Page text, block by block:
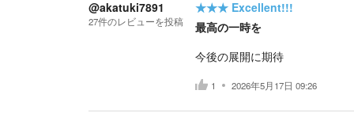
@akatuki7891
27件のレビューを投稿
★★★ Excellent!!!
最高の一時を
今後の展開に期待
1 2026年5月17日 09:26